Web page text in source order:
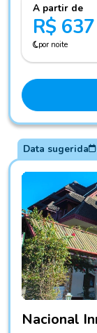
A partir de
R$ 637
por noite
Data sugerida
Nacional